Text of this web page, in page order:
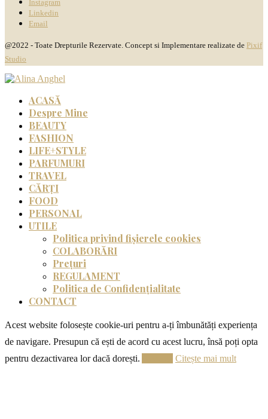
Instagram
Linkedin
Email
@2022 - Toate Drepturile Rezervate. Concept si Implementare realizate de Pixif
Studio
ACASĂ
Despre Mine
BEAUTY
FASHION
LIFE+STYLE
PARFUMURI
TRAVEL
CĂRȚI
FOOD
PERSONAL
UTILE
Politica privind fișierele cookies
COLABORĂRI
Prețuri
REGULAMENT
Politica de Confidențialitate
CONTACT
Acest website folosește cookie-uri pentru a-ți îmbunătăți experiența
de navigare. Presupun că ești de acord cu acest lucru, însă poți opta
pentru dezactivarea lor dacă dorești.
Citește mai mult